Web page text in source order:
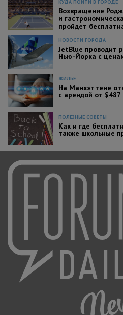
КУДА ПОЙТИ В ГОРОДЕ
Возвращение
и
пройдет
ЖИЛЬЕ
На Манхэттене
с арендой от $487
НОВОСТИ ГОРОДА
JetBlue проводит
Нью-Йорка с
ПОЛЕЗНЫЕ СОВЕТЫ
Как и где
также школьные